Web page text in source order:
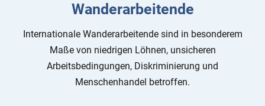
Wanderarbeitende
Internationale Wanderarbeitende sind in besonderem
Maße von niedrigen Löhnen, unsicheren
Arbeitsbedingungen, Diskriminierung und
Menschenhandel betroffen.